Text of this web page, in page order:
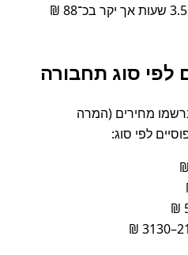
שימו לב: רכבת מהיר בכ־3.5 שעות אך יקר בכ־88 ₪
לפי סוג תחבורה
נרשמו מחירים (המרה
לפי סוג: